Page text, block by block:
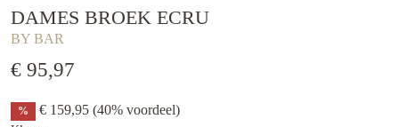
DAMES BROEK ECRU
BY BAR
€ 95,97
% € 159,95 (40% voordeel)